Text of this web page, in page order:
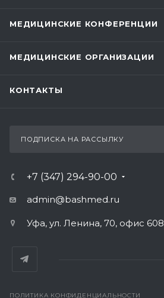
МЕДИЦИНСКИЕ КОНФЕРЕНЦИИ
МЕДИЦИНСКИЕ ОРГАНИЗАЦИИ
КОНТАКТЫ
ПОДПИСКА НА РАССЫЛКУ
+7 (347) 294-90-00
admin@bashmed.ru
Уфа, ул. Ленина, 70, офис 608
ПОЛИТИКА КОНФИДЕНЦИАЛЬНОСТИ